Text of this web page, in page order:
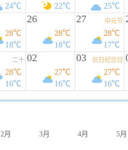
24℃
22℃
25℃
28℃
18℃
26
28℃
18℃
27 中元节
28℃
17℃
二十
28℃
16℃
02
27℃
16℃
03 抗日纪念日
27℃
16℃
2月 3月 4月 5月